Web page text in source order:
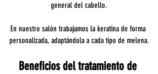
general del cabello.
En nuestro salón trabajamos la keratina de forma
personalizada, adaptándola a cada tipo de melena.
Beneficios del tratamiento de